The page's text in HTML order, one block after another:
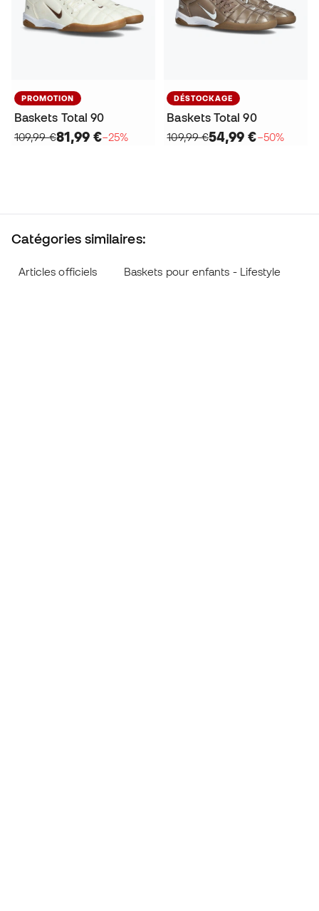
PROMOTION
Baskets Total 90
109,99 €81,99 €−25%
DÉSTOCKAGE
Baskets Total 90
109,99 €54,99 €−50%
Catégories similaires:
Articles officiels Baskets pour enfants - Lifestyle